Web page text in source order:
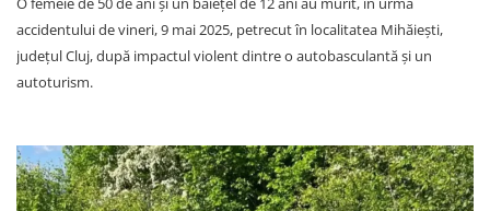
accidentului de vineri, 9 mai 2025, petrecut în localitatea Mihăiești,
județul Cluj, după impactul violent dintre o autobasculantă și un
autoturism.